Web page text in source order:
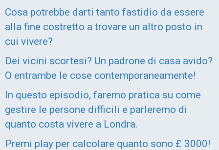
Cosa potrebbe darti tanto fastidio da essere
alla fine costretto a trovare un altro posto in
cui vivere?
Dei vicini scortesi? Un padrone di casa avido?
O entrambe le cose contemporaneamente!
In questo episodio, faremo pratica su come
gestire le persone difficili e parleremo di
quanto costa vivere a Londra.
Premi play per calcolare quanto sono £ 3000!